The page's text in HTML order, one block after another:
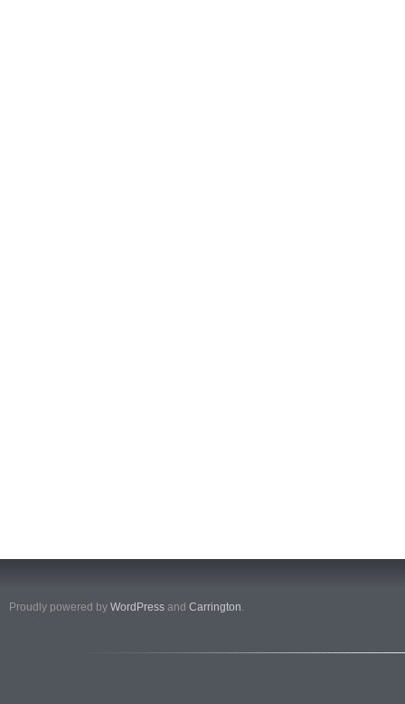
Proudly powered by WordPress and Carrington